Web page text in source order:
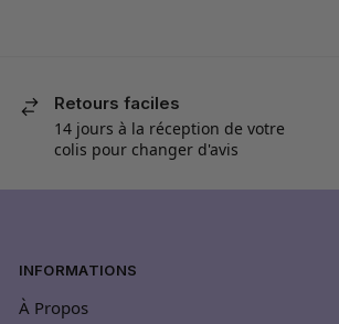
Retours faciles
14 jours à la réception de votre
colis pour changer d'avis
INFORMATIONS
À Propos